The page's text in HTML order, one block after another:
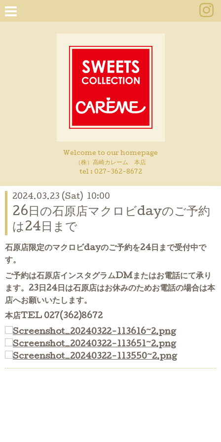
Welcome to our homepage
（株）高崎カレーム 本店
tel : 027-362-8672
2024.03.23 (Sat) 10:00
26日の石原店マクロビdayのご予約
は24日まで
石原店限定のマクロビdayのご予約を24日まで受付中で
す。
ご予約は石原店インスタグラムDMまたはお電話にて承り
ます。23日24日は石原店はお休みのためお電話の場合は本
店へお願いいたします。
本店TEL 027(362)8672